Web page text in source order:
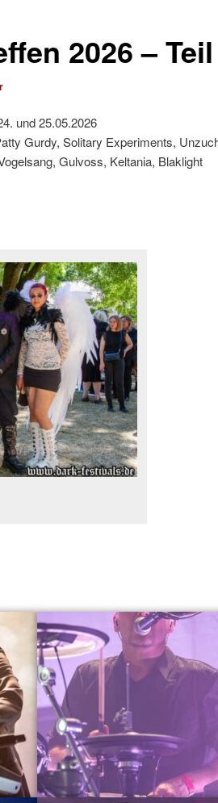
2026 –
und 25.05.2026
Gurdy, Solitary Experiments,
Gulvoss, Keltania, Blaklight